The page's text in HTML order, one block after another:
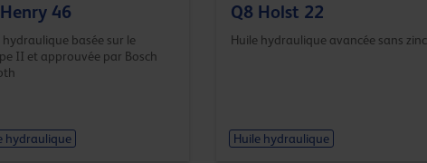
46
hydraulique basée sur le
II et approuvée par Bosch
hydraulique
Q8 Holst 22
Huile hydraulique avancée sans zinc
Huile hydraulique